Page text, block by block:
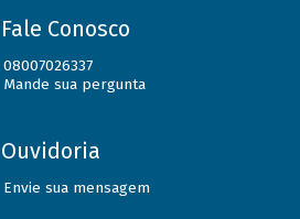
Fale Conosco
08007026337
Mande sua pergunta
Ouvidoria
Envie sua mensagem